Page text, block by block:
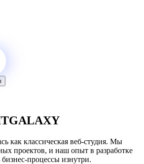
как классическая веб-студия. Мы
проектов, и наш опыт в разработке
процессы изнутри.